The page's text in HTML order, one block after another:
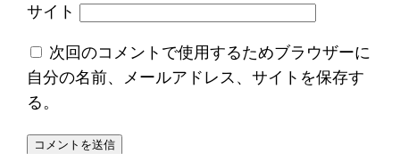
サイト
次回のコメントで使用するためブラウザーに
自分の名前、メールアドレス、サイトを保存す
る。